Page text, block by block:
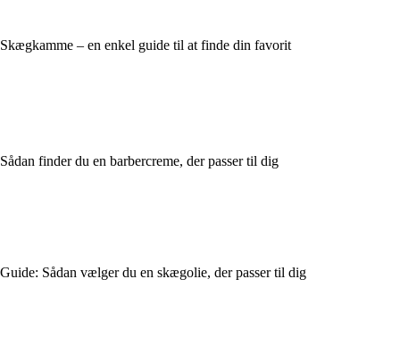
Skægkamme – en enkel guide til at finde din favorit
Sådan finder du en barbercreme, der passer til dig
Guide: Sådan vælger du en skægolie, der passer til dig